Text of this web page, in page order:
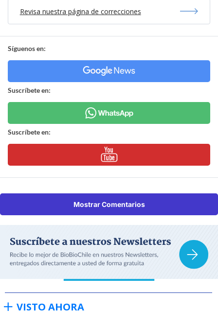
Revisa nuestra página de correcciones
Síguenos en:
Suscríbete en:
Suscríbete en:
Mostrar Comentarios
VISTO AHORA